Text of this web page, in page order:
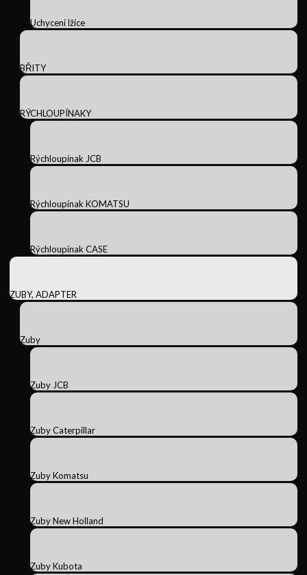
Uchycení lžíce
BŘITY
RÝCHLOUPÍNAKY
Rýchloupínak JCB
Rýchloupínak KOMATSU
Rýchloupínak CASE
ZUBY, ADAPTER
Zuby
Zuby JCB
Zuby Caterpillar
Zuby Komatsu
Zuby New Holland
Zuby Kubota